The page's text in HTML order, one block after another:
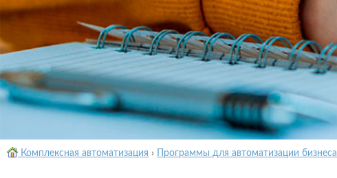
Комплексная автоматизация › Программы для автоматизации бизнеса